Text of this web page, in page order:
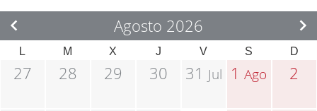
Agosto 2026
L M X J V S D
27 28 29 30 31 Jul 1Ago 2